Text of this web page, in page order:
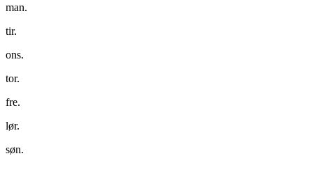
man.
tir.
ons.
tor.
fre.
lør.
søn.